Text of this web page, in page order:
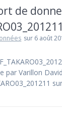
de
sur 6 août
par Varillon